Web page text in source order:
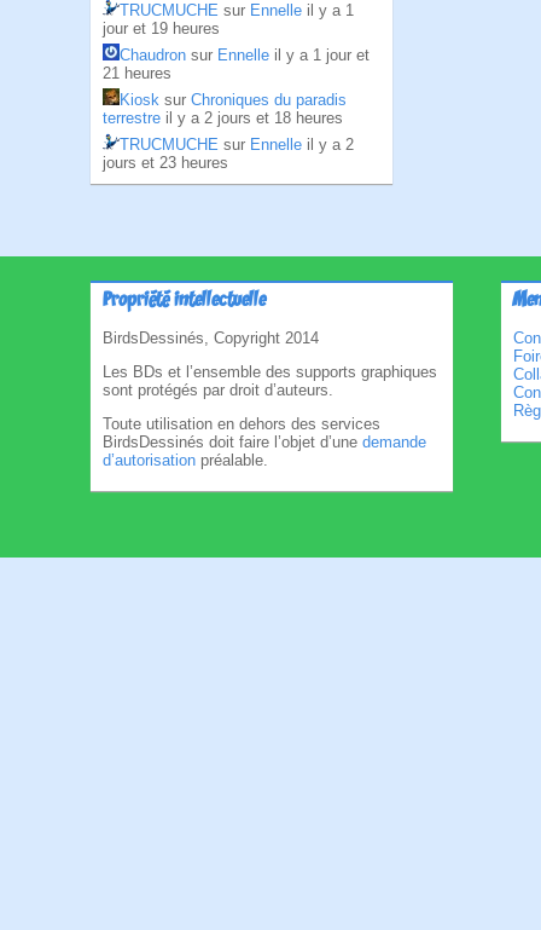
TRUCMUCHE sur Ennelle il y a 1
jour et 19 heures
Chaudron sur Ennelle il y a 1 jour et
21 heures
Kiosk sur Chroniques du paradis
terrestre il y a 2 jours et 18 heures
TRUCMUCHE sur Ennelle il y a 2
jours et 23 heures
Propriété intellectuelle
BirdsDessinés, Copyright 2014
Les BDs et l’ensemble des supports graphiques
sont protégés par droit d’auteurs.
Toute utilisation en dehors des services
BirdsDessinés doit faire l’objet d’une demande
d’autorisation préalable.